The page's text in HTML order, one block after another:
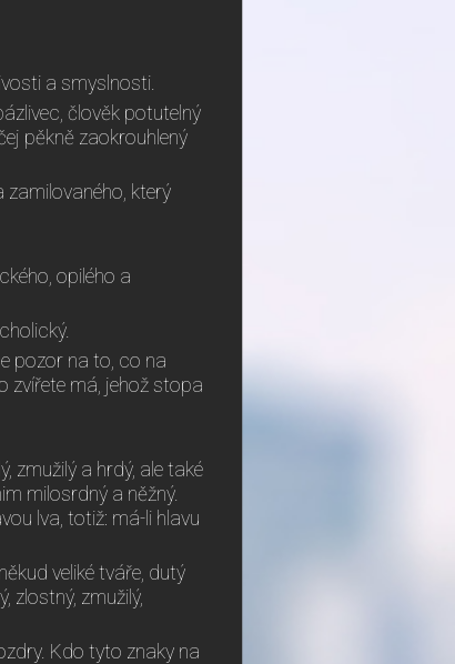
a smyslnosti.
člověk potutelný
pěkně zaokrouhlený
zamilovaného, který
opilého a
pozor na to, co na
zvířete má, jehož stopa
zmužilý a hrdý, ale také
milosrdný a něžný.
lva, totiž: má-li hlavu
veliké tváře, dutý
zlostný, zmužilý,
Kdo tyto znaky na